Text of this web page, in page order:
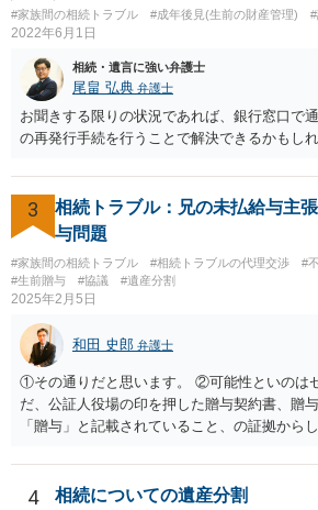
ご相談されるのもひとつの方法です。
#家族間の相続トラブル #成年後見(生前の財産管理)
2022年6月1日
相続・遺言に強い弁護士
尾畠 弘典 弁護士
お聞きする限りの状況であれば、銀行窓口で
の再発行手続を行うことで解決できるかもしれ
3
相続トラブル：兄の未払給与主
与問題
#家族間の相続トラブル #相続トラブルの代理交渉
#
#生前贈与
#協議 #遺産分割
2025年2月5日
和田 史郎 弁護士
①その通りだと思います。 ②可能性といのは
だ、公証人役場の印を押した贈与契約書、贈
「贈与」と記載されていること、の証拠から
わなければ、遺産分割調停を申し立てて進め
がしますね。
4 相続についての遺産分割